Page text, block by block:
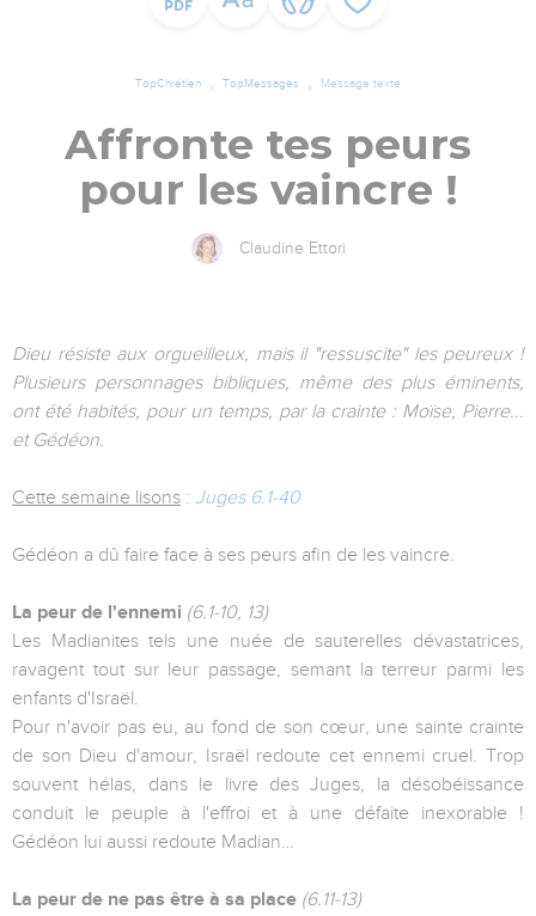
TopChrétien TopMessages Message texte
Affronte tes peurs
pour les vaincre !
Claudine Ettori
Dieu résiste aux orgueilleux, mais il "ressuscite" les peureux !
Plusieurs personnages bibliques, même des plus éminents,
ont été habités, pour un temps, par la crainte : Moïse, Pierre...
et Gédéon.
Cette semaine lisons : Juges 6.1-40
Gédéon a dû faire face à ses peurs afin de les vaincre.
La peur de l'ennemi (6.1-10, 13)
Les Madianites tels une nuée de sauterelles dévastatrices,
ravagent tout sur leur passage, semant la terreur parmi les
enfants d'Israël.
Pour n'avoir pas eu, au fond de son cœur, une sainte crainte
de son Dieu d'amour, Israël redoute cet ennemi cruel. Trop
souvent hélas, dans le livre des Juges, la désobéissance
conduit le peuple à l'effroi et à une défaite inexorable !
Gédéon lui aussi redoute Madian…
La peur de ne pas être à sa place (6.11-13)